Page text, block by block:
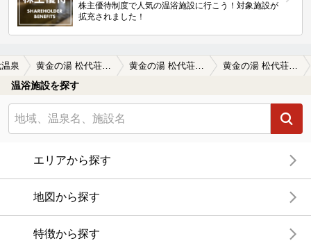
株主優待制度で人気の温浴施設に行こう！対象施設が
拡充されました！
泉 黄金の湯 松代荘 （旧 国民宿舎 松代荘） 黄金の湯 松代荘 （旧 国民宿舎 松代荘）の口コミ一覧 黄金の湯 松代荘 （旧 国民宿舎 松代荘）の口コミ 国民宿舎 松代荘
温浴施設を探す
エリアから探す
地図から探す
特徴から探す